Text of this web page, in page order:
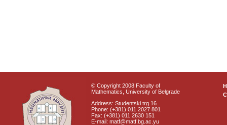
© Copyright 2008 Faculty of
Mathematics, University of Belgrade
Address: Studentski trg 16
Phone: (+381) 011 2027 801
Fax: (+381) 011 2630 151
E-mail: matf@matf.bg.ac.yu